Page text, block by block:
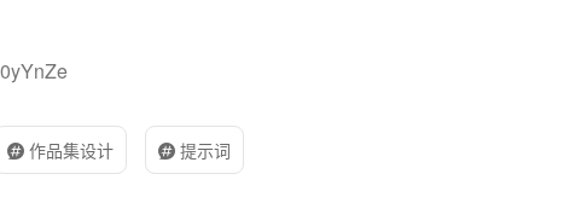
作品集设计 提示词